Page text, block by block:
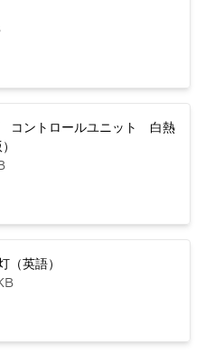
コントロールユニット 白熱
英語）